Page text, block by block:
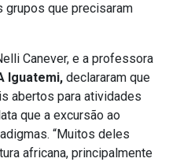
grupos que precisaram
Canever, e a professora
Iguatemi, declararam que
abertos para atividades
que a excursão ao
“Muitos deles
africana, principalmente